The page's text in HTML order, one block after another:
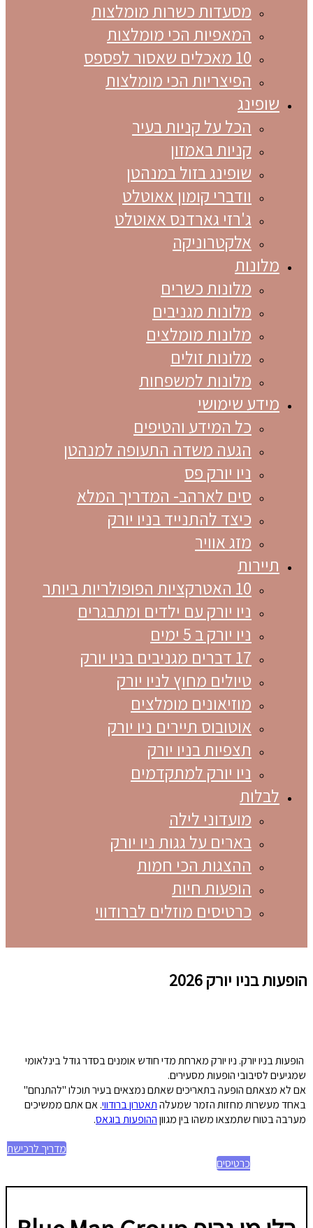
מסעדות כשרות מומלצות
המאפיות הכי מומלצות
10 מאכלים שאסור לפספס
הפיצריות הכי מומלצות
שופינג
הכל על קניות בעיר
קניות באמזון
שופינג בזול במנהטן
וודברי קומון אאוטלט
ג'רזי גארדנס אאוטלט
אלקטרוניקה
מלונות
מלונות כשרים
מלונות מגניבים
מלונות מומלצים
מלונות זולים
מלונות למשפחות
מידע שימושי
כל המידע והטיפים
הגעה משדה התעופה למנהטן
ניו יורק פס
סים לארהב- המדריך המלא
כיצד להתנייד בניו יורק
מזג אוויר
תיירות
10 האטרקציות הפופולריות ביותר
ניו יורק עם ילדים ומתבגרים
ניו יורק ב 5 ימים
17 דברים מגניבים בניו יורק
טיולים מחוץ לניו יורק
מוזיאונים מומלצים
אוטובוס תיירים ניו יורק
תצפיות בניו יורק
ניו יורק למתקדמים
לבלות
מועדוני לילה
בארים על גגות ניו יורק
ההצגות הכי חמות
הופעות חיות
כרטיסים מוזלים לברודווי
הופעות בניו יורק 2026
הופעות בניו יורק. ניו יורק מארחת מדי חודש אומנים בסדר גודל בינלאומי
שמגיעים לסיבובי הופעות מסעירים.
אם לא מצאתם הופעה בתאריכים שאתם נמצאים בעיר תוכלו "להתנחם"
באחד מעשרות מחזות הזמר שמעלהתאטרון ברודווי. אם אתם ממשיכים
מערבה בטוח שתמצאו משהו בין מגווןההופעות בוגאס.
מדריך לרכישת
כרטיסים